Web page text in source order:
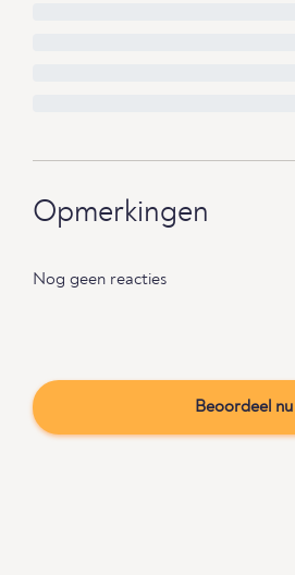
Opmerkingen
Nog geen reacties
Beoordeel nu